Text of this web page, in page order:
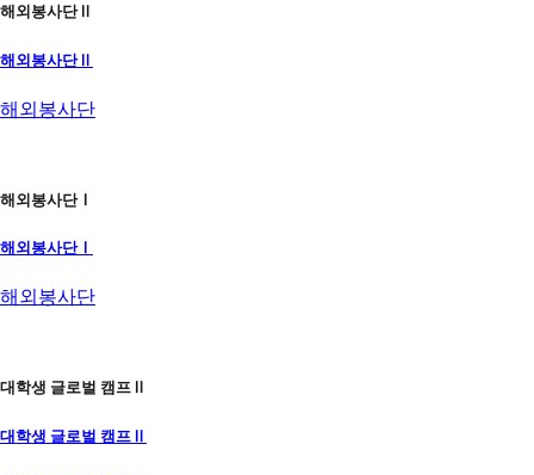
해외봉사단Ⅱ
해외봉사단Ⅱ
해외봉사단
해외봉사단Ⅰ
해외봉사단Ⅰ
해외봉사단
대학생 글로벌 캠프Ⅱ
대학생 글로벌 캠프Ⅱ